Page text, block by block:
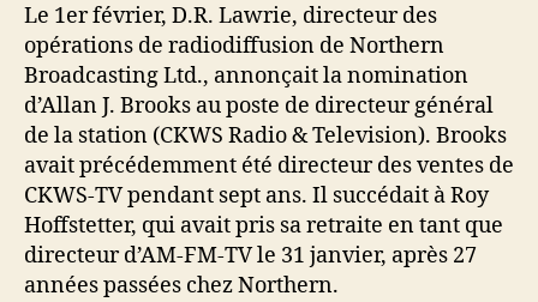
Le 1er février, D.R. Lawrie, directeur des
opérations de radiodiffusion de Northern
Broadcasting Ltd., annonçait la nomination
d’Allan J. Brooks au poste de directeur général
de la station (CKWS Radio & Television). Brooks
avait précédemment été directeur des ventes de
CKWS-TV pendant sept ans. Il succédait à Roy
Hoffstetter, qui avait pris sa retraite en tant que
directeur d’AM-FM-TV le 31 janvier, après 27
années passées chez Northern.